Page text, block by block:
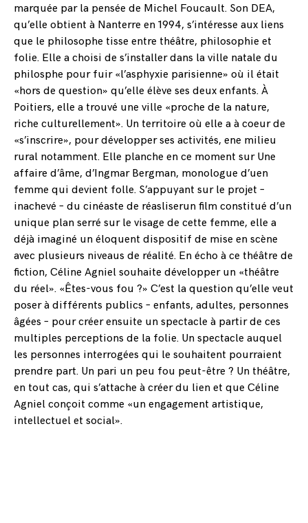
marquée par la pensée de Michel Foucault. Son DEA,
qu’elle obtient à Nanterre en 1994, s’intéresse aux liens
que le philosophe tisse entre théâtre, philosophie et
folie. Elle a choisi de s’installer dans la ville natale du
philosphe pour fuir «l’asphyxie parisienne» où il était
«hors de question» qu’elle élève ses deux enfants. À
Poitiers, elle a trouvé une ville «proche de la nature,
riche culturellement». Un territoire où elle a à coeur de
«s’inscrire», pour développer ses activités, ene milieu
rural notamment. Elle planche en ce moment sur Une
affaire d’âme, d’Ingmar Bergman, monologue d’uen
femme qui devient folle. S’appuyant sur le projet –
inachevé – du cinéaste de réasliserun film constitué d’un
unique plan serré sur le visage de cette femme, elle a
déjà imaginé un éloquent dispositif de mise en scène
avec plusieurs niveaus de réalité. En écho à ce théâtre de
fiction, Céline Agniel souhaite développer un «théâtre
du réel». «Êtes-vous fou ?» C’est la question qu’elle veut
poser à différents publics – enfants, adultes, personnes
âgées – pour créer ensuite un spectacle à partir de ces
multiples perceptions de la folie. Un spectacle auquel
les personnes interrogées qui le souhaitent pourraient
prendre part. Un pari un peu fou peut-être ? Un théâtre,
en tout cas, qui s’attache à créer du lien et que Céline
Agniel conçoit comme «un engagement artistique,
intellectuel et social».